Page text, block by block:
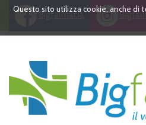
PassaQuesto sito utilizza cookie, anche di
Bigfarmacia
Bigfarmacia